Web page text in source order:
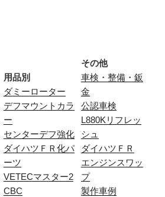
用品別
ダミーローター
デフマウントカラ
ー
センターデフ強化
ダイハツＦＲ化パ
ーツ
VETECマスター2
CBC
その他
車検・整備・鈑
金
公認車検
L880Kリフレッ
シュ
ダイハツＦＲ
エンジンスワッ
プ
製作車例